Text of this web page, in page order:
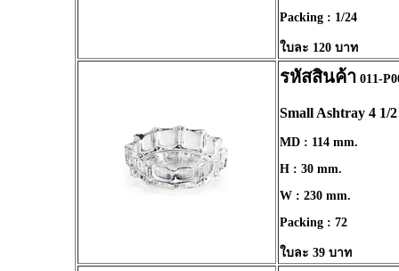
Packing : 1/24
ใบละ 120 บาท
รหัสสินค้า 011-
Small Ashtray 4 1/
MD : 114 mm.
H : 30 mm.
W : 230 mm.
Packing : 72
ใบละ 39 บาท